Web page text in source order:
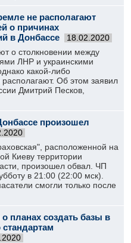
не располагают
о причинах
в Донбассе
18.02.2020
о столкновении между
ЛНР и украинскими
какой-либо
Об этом заявил
Дмитрий Песков,
произошел
расположенной на
Киеву территории
произошел обвал. ЧП
в 21:00 (22:00 мск).
смогли только после
планах создать базы в